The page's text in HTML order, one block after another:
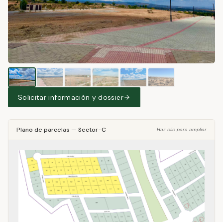
Solicitar información y dossier
Plano de parcelas — Sector-C Haz clic para ampliar